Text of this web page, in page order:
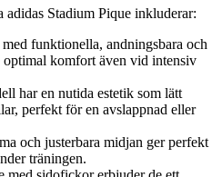
Stadium Pique inkluderar:
funktionella, andningsbara och
optimal komfort även vid intensiv
har en nutida estetik som lätt
perfekt för en avslappnad eller
och justerbara midjan ger perfekt
träningen.